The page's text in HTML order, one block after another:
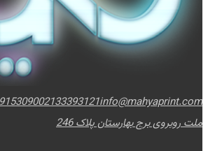
02133393121info@mahyaprint.com
ملت روبروی برج بهارستان پلاک 246